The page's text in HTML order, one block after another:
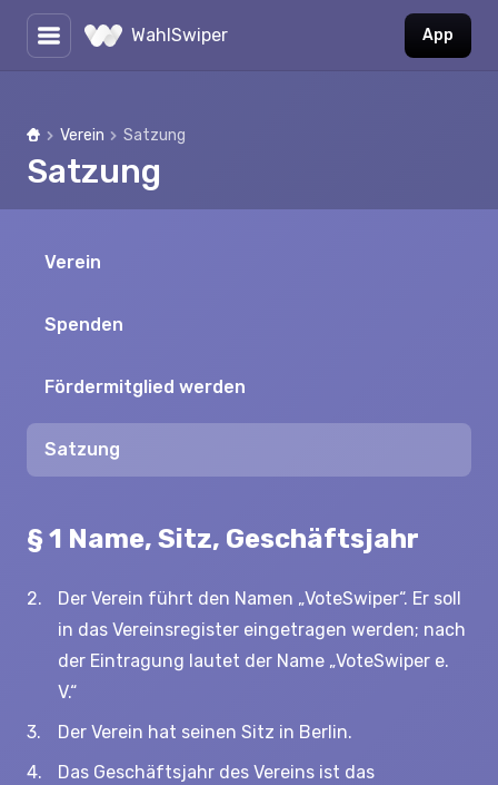
WahlSwiper App
HomeVerein Satzung
Satzung
Verein
Spenden
Fördermitglied werden
Satzung
§ 1 Name, Sitz, Geschäftsjahr
Der Verein führt den Namen „VoteSwiper“. Er soll
in das Vereinsregister eingetragen werden; nach
der Eintragung lautet der Name „VoteSwiper e.
V.“
Der Verein hat seinen Sitz in Berlin.
Das Geschäftsjahr des Vereins ist das